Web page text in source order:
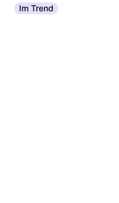
Im Trend